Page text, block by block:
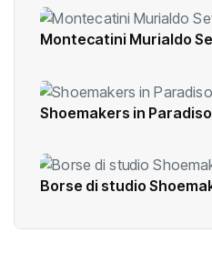
Montecatini Murialdo
Shoemakers in
Borse di studio